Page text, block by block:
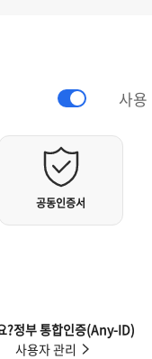
사용
?정부 통합인증(Any-ID)
사용자 관리
공동인증서